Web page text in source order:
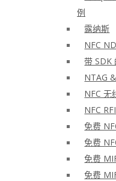
例
露纳斯
NFC
带 SDK
NTAG
NFC 无
NFC
免费
免费
免费
免费